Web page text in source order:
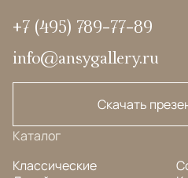
+7 (495) 789-77-89
info@ansygallery.ru
Скачать
Каталог
Классические